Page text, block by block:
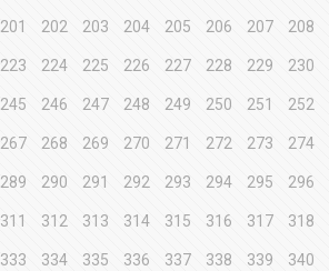
201 202 203 204 205 206 207 208
223 224 225 226 227 228 229 230
245 246 247 248 249 250 251 252
267 268 269 270 271 272 273 274
289 290 291 292 293 294 295 296
311 312 313 314 315 316 317 318
333 334 335 336 337 338 339 340